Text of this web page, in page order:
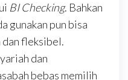
BI Checking. Bahkan
gunakan pun bisa
dan fleksibel.
dan
bebas memilih